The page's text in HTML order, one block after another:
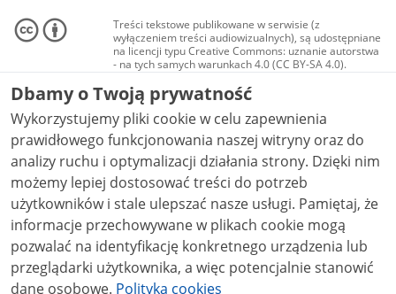
Treści tekstowe publikowane w serwisie (z
wyłączeniem treści audiowizualnych), są udostępniane
na licencji typu Creative Commons: uznanie autorstwa
- na tych samych warunkach 4.0 (CC BY-SA 4.0).
Materiały audiowizualne, w tym zdjęcia, materiały
audio i wideo, są udostępniane na licencji typu
Creative Commons: uznanie autorstwa użycie
niekomercyjne - bez utworów zależnych 4.0 (CC BY-
NC-ND 4.0), o ile nie jest to stwierdzone inaczej.
Dbamy o Twoją prywatność
Wykorzystujemy pliki cookie w celu zapewnienia
prawidłowego funkcjonowania naszej witryny oraz do
analizy ruchu i optymalizacji działania strony. Dzięki nim
możemy lepiej dostosować treści do potrzeb
użytkowników i stale ulepszać nasze usługi. Pamiętaj, że
informacje przechowywane w plikach cookie mogą
pozwalać na identyfikację konkretnego urządzenia lub
przeglądarki użytkownika, a więc potencjalnie stanowić
dane osobowe. Polityka cookies